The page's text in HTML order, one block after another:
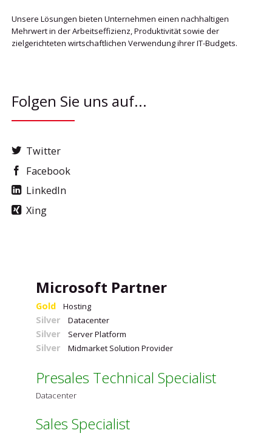
Unsere Lösungen bieten Unternehmen einen nachhaltigen
Mehrwert in der Arbeitseffizienz, Produktivität sowie der
zielgerichteten wirtschaftlichen Verwendung ihrer IT-Budgets.
Folgen Sie uns auf...
Twitter
Facebook
LinkedIn
Xing
Microsoft Partner
Gold Hosting
Silver Datacenter
Silver Server Platform
Silver Midmarket Solution Provider
Presales Technical Specialist
Datacenter
Sales Specialist